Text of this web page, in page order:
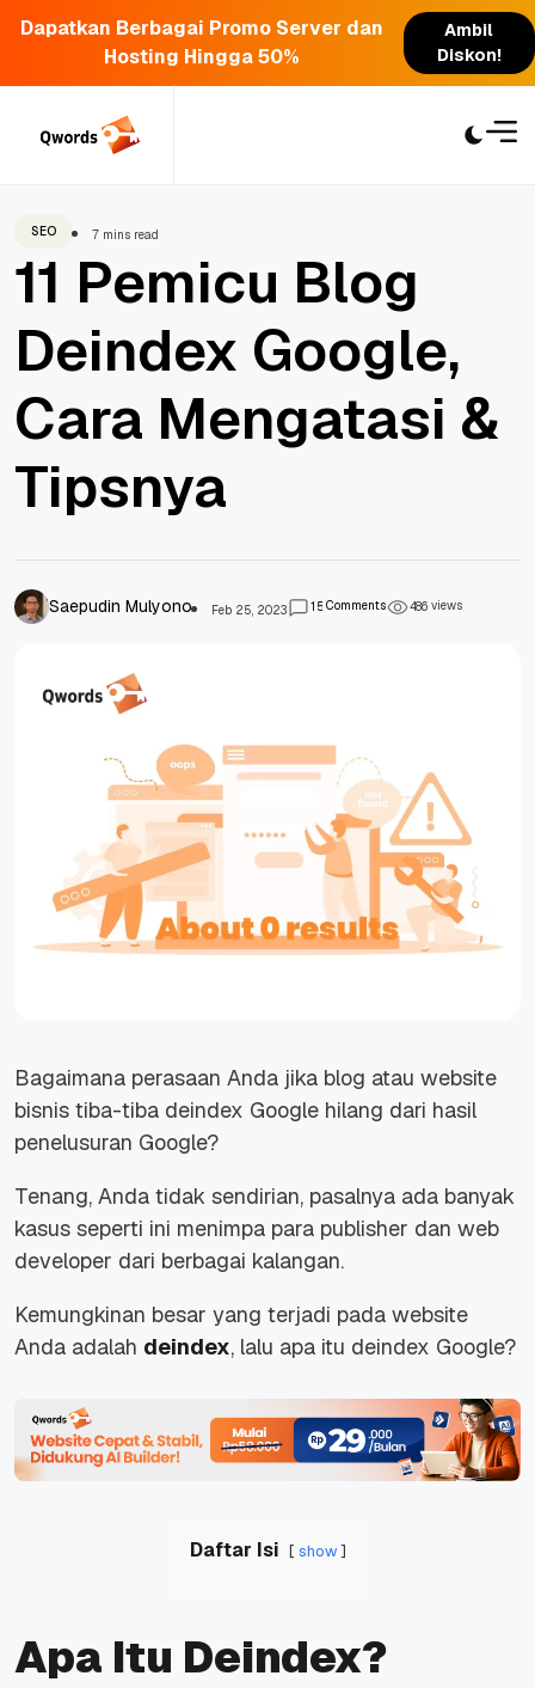
Dapatkan Berbagai Promo Server dan
Hosting Hingga 50%
Ambil
Diskon!
SEO 7 mins read
11 Pemicu Blog
Deindex Google,
Cara Mengatasi &
Tipsnya
Saepudin Mulyono Feb 25, 2023 1 5Comments 486views
Bagaimana perasaan Anda jika blog atau website
bisnis tiba-tiba deindex Google hilang dari hasil
penelusuran Google?
Tenang, Anda tidak sendirian, pasalnya ada banyak
kasus seperti ini menimpa para publisher dan web
developer dari berbagai kalangan.
Kemungkinan besar yang terjadi pada website
Anda adalah deindex, lalu apa itu deindex Google?
Daftar Isi show
Apa Itu Deindex?